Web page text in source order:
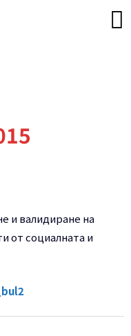
и валидиране на
от социалната и